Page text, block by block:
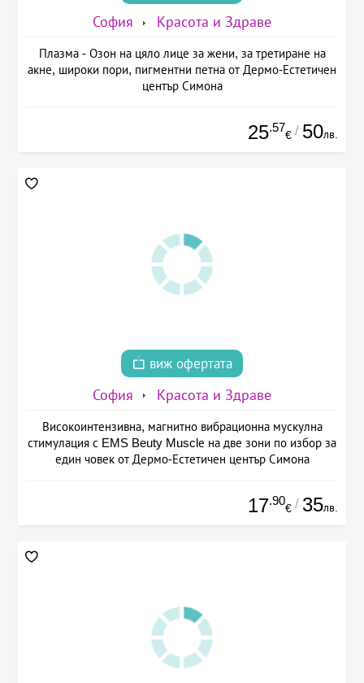
София Красота и Здраве
Плазма - Озон на цяло лице за жени, за третиране на
акне, широки пори, пигментни петна от Дермо-Естетичен
център Симона
25.57
€ / 50лв.
виж офертата
София Красота и Здраве
Високоинтензивна, магнитно вибрационна мускулна
стимулация с EMS Beuty Musclе на две зони по избор за
един човек от Дермо-Естетичен център Симона
17.90
€ / 35лв.